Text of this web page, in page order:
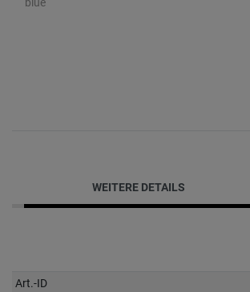
WEITERE DETAILS
Technisches
Wert
Art.-ID